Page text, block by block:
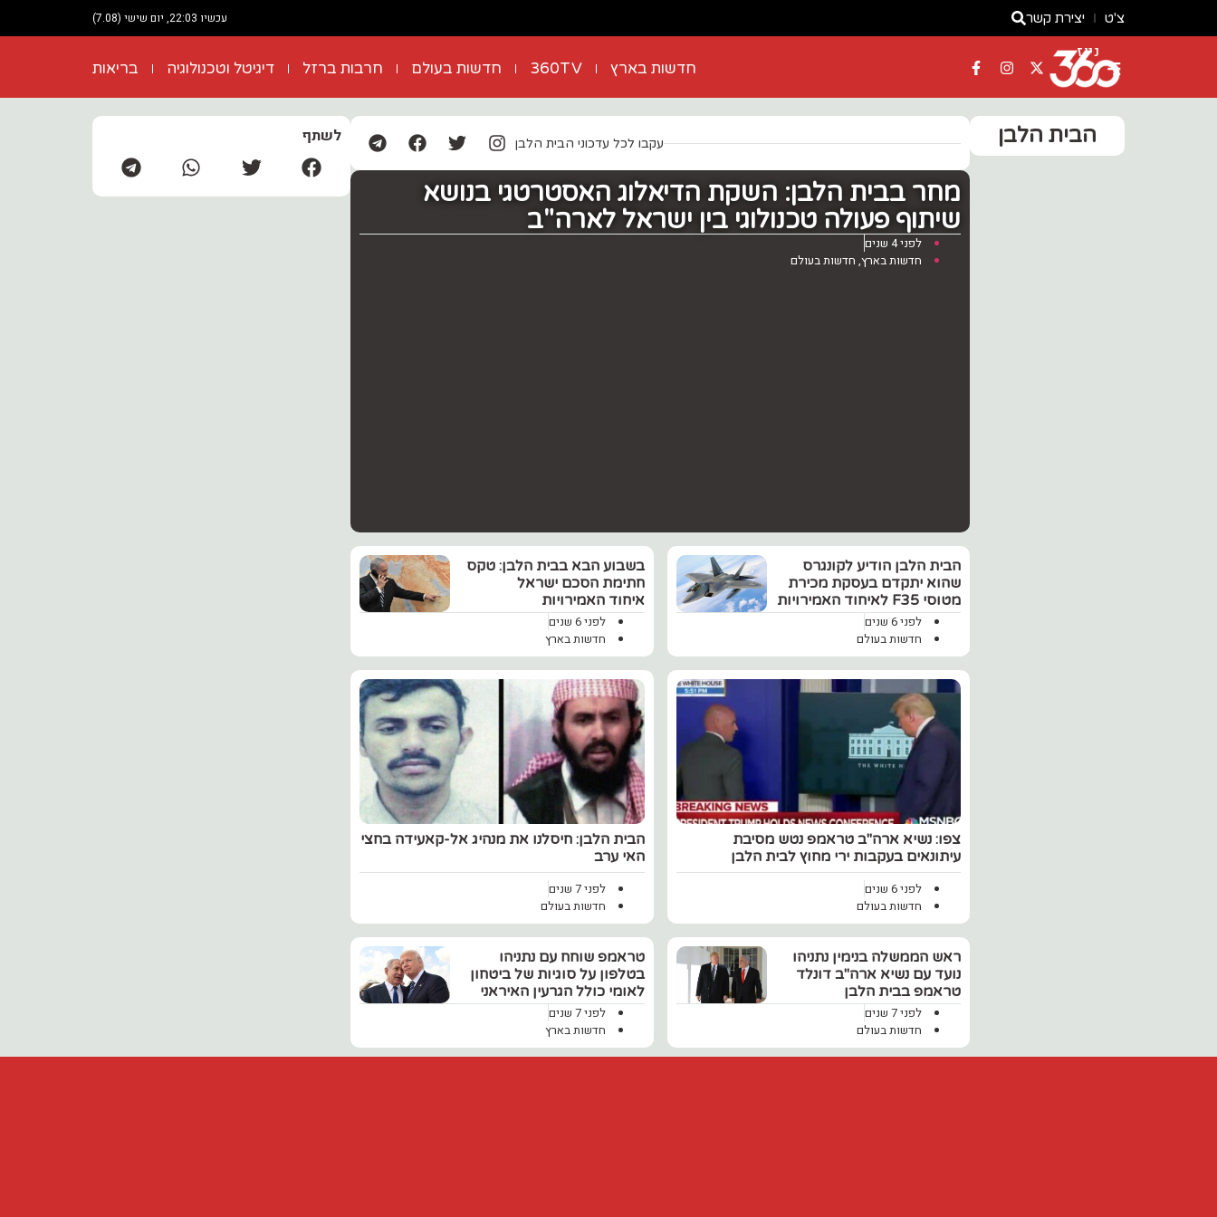
צ'ט יצירת קשר עכשיו 22:03, יום שישי (7.08)
ניוז
חדשות בארץ 360TV חדשות בעולם חרבות ברזל דיגיטל וטכנולוגיה בריאות
הבית הלבן עקבו לכל עדכוני הבית הלבן
מחר בבית הלבן: השקת הדיאלוג האסטרטגי בנושא
שיתוף פעולה טכנולוגי בין ישראל לארה"ב
לפני 4 שנים
חדשות בארץ, חדשות בעולם
הבית הלבן הודיע לקונגרס
שהוא יתקדם בעסקת מכירת
מטוסי F35 לאיחוד האמירויות
לפני 6 שנים
חדשות בעולם
בשבוע הבא בבית הלבן: טקס
חתימת הסכם ישראל
איחוד האמירויות
לפני 6 שנים
חדשות בארץ
‏צפו: נשיא ארה"ב טראמפ נטש מסיבת
עיתונאים בעקבות ירי מחוץ לבית הלבן
לפני 6 שנים
חדשות בעולם
הבית הלבן: חיסלנו את מנהיג אל-קאעידה בחצי
האי ערב
לפני 7 שנים
חדשות בעולם
ראש הממשלה בנימין נתניהו
נועד עם נשיא ארה"ב דונלד
טראמפ בבית הלבן
לפני 7 שנים
חדשות בעולם
טראמפ שוחח עם נתניהו
בטלפון על סוגיות של ביטחון
לאומי כולל הגרעין האיראני
לפני 7 שנים
חדשות בארץ
לשתף